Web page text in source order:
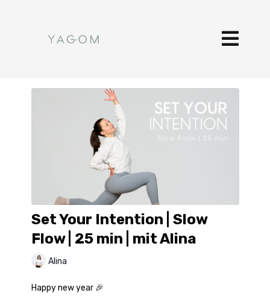
Set Your Intention | Slow
Flow | 25 min | mit Alina
Alina
Happy new year 🎉